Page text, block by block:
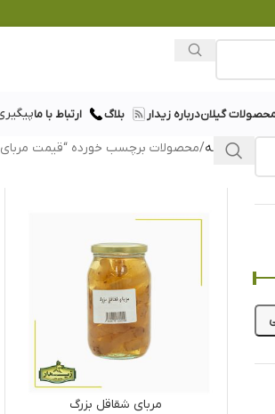
گیلاندرباره زیدار بلاگ ارتباط با ما
خانه محصولات برچسب خورده “قیمت
مربای شقاقل بزرگ